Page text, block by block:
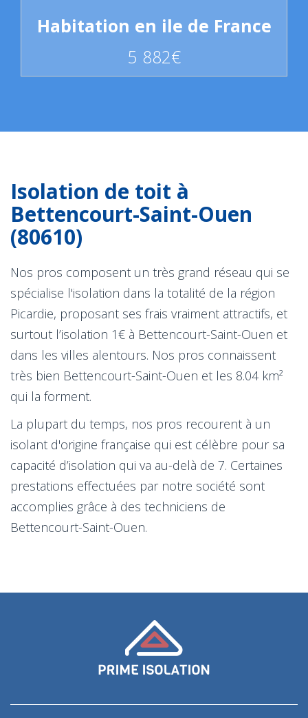
5 882€
Isolation de toit à
Bettencourt-Saint-Ouen
(80610)
Nos pros composent un très grand réseau qui se
spécialise l'isolation dans la totalité de la région
Picardie, proposant ses frais vraiment attractifs, et
surtout l’isolation 1€ à Bettencourt-Saint-Ouen et
dans les villes alentours. Nos pros connaissent
très bien Bettencourt-Saint-Ouen et les 8.04 km²
qui la forment.
La plupart du temps, nos pros recourent à un
isolant d'origine française qui est célèbre pour sa
capacité d’isolation qui va au-delà de 7. Certaines
prestations effectuées par notre société sont
accomplies grâce à des techniciens de
Bettencourt-Saint-Ouen.